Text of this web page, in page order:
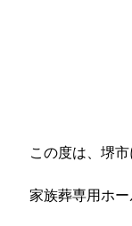
この度は、堺
家族葬専用ホ